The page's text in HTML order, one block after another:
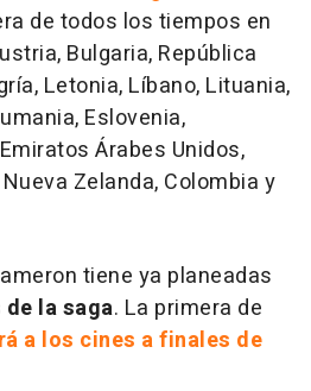
de todos los tiempos en
Bulgaria, República
Letonia, Líbano, Lituania,
Eslovenia,
Árabes Unidos,
Zelanda, Colombia y
tiene ya planeadas
la saga. La primera de
a los cines a finales de